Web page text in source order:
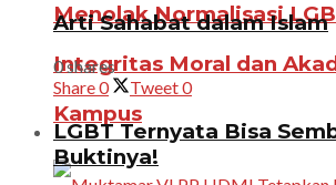
Menolak Normalisasi
Integritas Moral dan
Kampus
Arti Sahabat dalam Islam
0 shares
Share0 Tweet0
LGBT Ternyata Bisa
Buktinya!